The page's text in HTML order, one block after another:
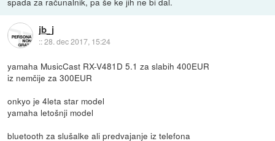
jb_j
::28. dec 2017, 15:24
yamaha MusicCast RX-V481D 5.1 za slabih 400EUR
iz nemčije za 300EUR
onkyo je 4leta star model
yamaha letošnji model
bluetooth za slušalke ali predvajanje iz telefona